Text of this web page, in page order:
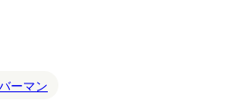
ーマン